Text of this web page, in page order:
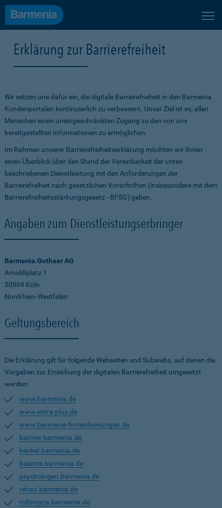
Erklärung zur Barrierefreiheit
Wir setzen uns dafür ein, die digitale Barrierefreiheit in den Barmenia
Kundenportalen kontinuierlich zu verbessern. Unser Ziel ist es, allen
Menschen einen uneingeschränkten Zugang zu den von uns
bereitgestellten Informationen zu ermöglichen.
Im Rahmen unserer Barrierefreiheitserklärung möchten wir Ihnen
einen Überblick über den Stand der Vereinbarkeit der unten
beschriebenen Dienstleistung mit den Anforderungen der
Barrierefreiheit nach gesetzlichen Vorschriften (insbesondere mit dem
Barrierefreiheitsstärkungsgesetz - BFSG) geben.
Angaben zum Dienstleistungserbringer
Barmenia.Gothaer AG
Arnoldiplatz 1
50969 Köln
Nordrhein-Westfalen
Geltungsbereich
Die Erklärung gilt für folgende Webseiten und Subwebs, auf denen die
Vorgaben zur Erreichung der digitalen Barrierefreiheit umgesetzt
werden:
www.barmenia.de
www.extra-plus.de
www.barmenia-firmenloesungen.de
barmer.barmenia.de
henkel.barmenia.de
beamte.barmenia.de
psychologen.barmenia.de
rehau.barmenia.de
rollsroyce.barmenia.de